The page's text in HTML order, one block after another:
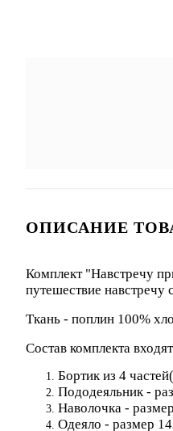
ОПИСАНИЕ
Комплект "Навстречу
путешествие
Ткань -
Состав
Бортик из 4
Пододеяльник -
Наволочка -
Одеяло - размер